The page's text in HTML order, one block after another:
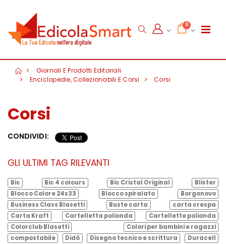
0
Giornali E Prodotti Editoriali
Enciclopedie, Collezionabili E Corsi
Corsi
Corsi
CONDIVIDI:
GLI ULTIMI TAG RILEVANTI
Bic Bic 4 colours Bic Cristal Original
Blister
Blocco Colore 24x33
Blocco spiralato
Borgonovo
Business Class Blasetti
Buste carta
carta crespa
Carta Kraft
Cartelletta polionda
Cartellette polionda
Colorclub Blasetti
Colori per bambini e ragazzi
compostabile
Didò Disegno tecnico e scrittura
Duracell